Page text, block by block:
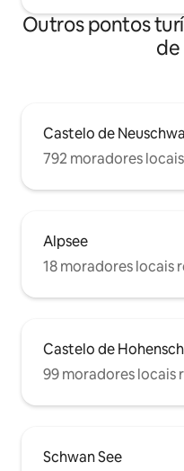
Outros pontos
de
Castelo de
792 moradores
Alpsee
18 moradores locais
Castelo de
99 moradores locais
Schwan See